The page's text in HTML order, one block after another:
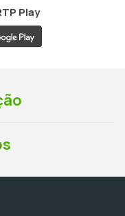
Play